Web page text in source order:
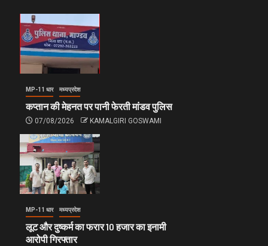
MP-11 धार मध्यप्रदेश
कप्तान की मेहनत पर पानी फेरती मांडव पुलिस
07/08/2026 KAMALGIRI GOSWAMI
MP-11 धार मध्यप्रदेश
लूट और दुष्कर्म का फरार 10 हजार का इनामी
आरोपी गिरफ्तार